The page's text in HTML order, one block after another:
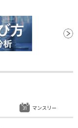
マンスリー